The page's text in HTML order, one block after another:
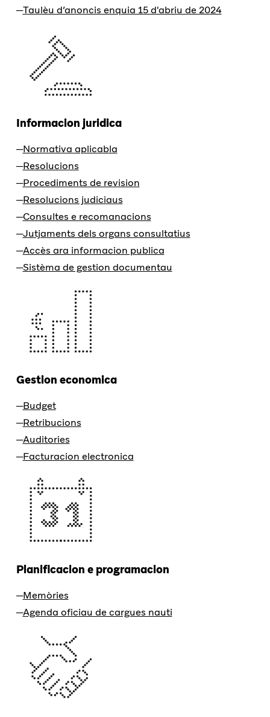
Taulèu d’anoncis enquia 15 d'abriu de 2024
Informacion juridica
Normativa aplicabla
Resolucions
Procediments de revision
Resolucions judiciaus
Consultes e recomanacions
Jutjaments dels organs consultatius
Accès ara informacion publica
Sistèma de gestion documentau
Gestion economica
Budget
Retribucions
Auditories
Facturacion electronica
Planificacion e programacion
Memòries
Agenda oficiau de cargues nauti